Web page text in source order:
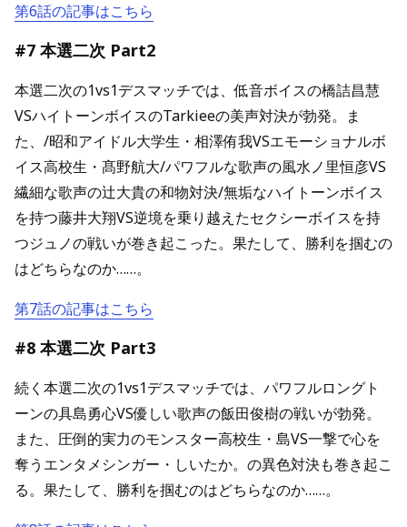
第6話の記事はこちら
#7 本選二次 Part2
本選二次の1vs1デスマッチでは、低音ボイスの橋詰昌慧
VSハイトーンボイスのTarkieeの美声対決が勃発。ま
た、/昭和アイドル大学生・相澤侑我VSエモーショナルボ
イス高校生・髙野航大/パワフルな歌声の風水ノ里恒彦VS
繊細な歌声の辻大貴の和物対決/無垢なハイトーンボイス
を持つ藤井大翔VS逆境を乗り越えたセクシーボイスを持
つジュノの戦いが巻き起こった。果たして、勝利を掴むの
はどちらなのか……。
第7話の記事はこちら
#8 本選二次 Part3
続く本選二次の1vs1デスマッチでは、パワフルロングト
ーンの具島勇心VS優しい歌声の飯田俊樹の戦いが勃発。
また、圧倒的実力のモンスター高校生・島VS一撃で心を
奪うエンタメシンガー・しいたか。の異色対決も巻き起こ
る。果たして、勝利を掴むのはどちらなのか……。